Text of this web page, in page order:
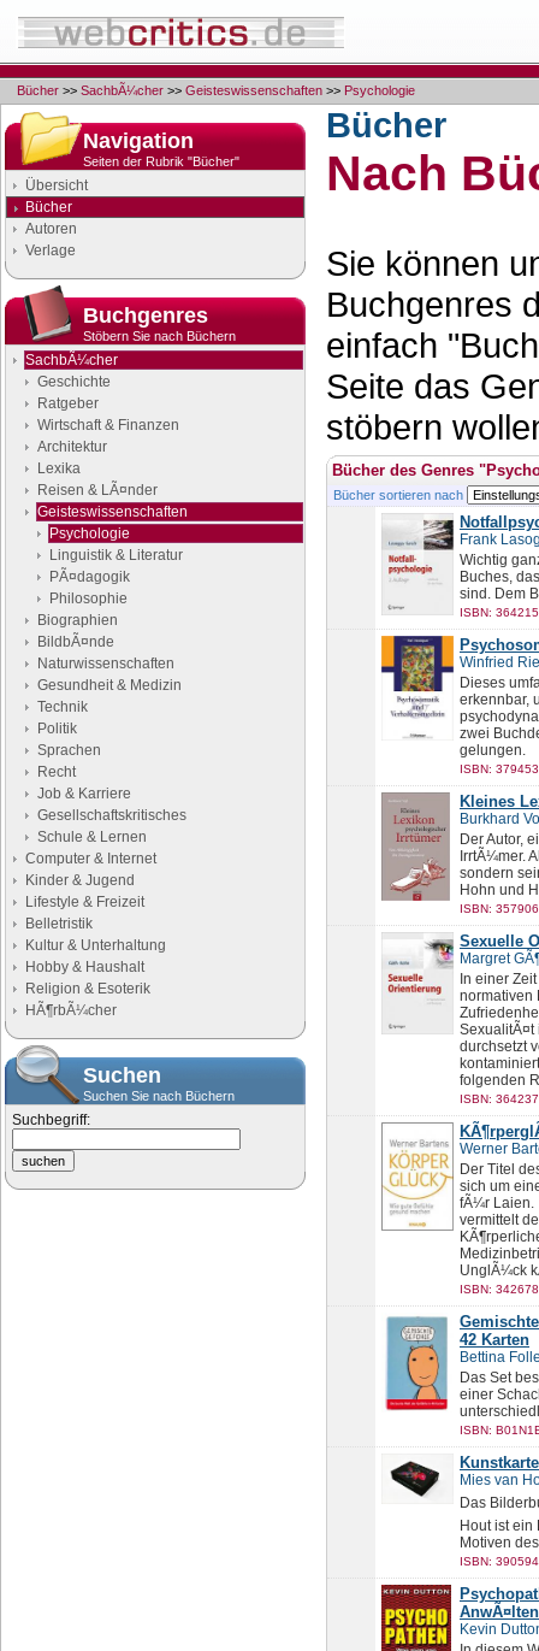
Bücher >> SachbÃ¼cher >> Geisteswissenschaften >> Psychologie
Navigation
Seiten der Rubrik "Bücher"
Übersicht
Bücher
Autoren
Verlage
Buchgenres
Stöbern Sie nach Büchern
SachbÃ¼cher
Geschichte
Ratgeber
Wirtschaft & Finanzen
Architektur
Lexika
Reisen & LÃ¤nder
Geisteswissenschaften
Psychologie
Linguistik & Literatur
PÃ¤dagogik
Philosophie
Biographien
BildbÃ¤nde
Naturwissenschaften
Gesundheit & Medizin
Technik
Politik
Sprachen
Recht
Job & Karriere
Gesellschaftskritisches
Schule & Lernen
Computer & Internet
Kinder & Jugend
Lifestyle & Freizeit
Belletristik
Kultur & Unterhaltung
Hobby & Haushalt
Religion & Esoterik
HÃ¶rbÃ¼cher
Suchen
Suchen Sie nach Büchern
Suchbegriff:
Bücher
Nach
Sie können
Buchgenres
einfach
Seite das
stöbern
Bücher des Genres
Bücher sortieren nach
Frank
Wichtig
Buches,
sind. Dem
ISBN:
Winfried
Dieses
erkennbar,
zwei
gelungen.
ISBN:
Kleines
Burkhard
Der Autor,
IrrtÃ¼mer.
sondern
Hohn und
ISBN:
Sexuelle
Margret
In einer
normativen
SexualitÃ¤t
durchsetzt
folgenden
ISBN:
Werner
Der Titel
sich um
fÃ¼r Laien.
vermittelt
UnglÃ¼ck
ISBN:
42 Karten
Bettina
Das Set
einer
ISBN:
Mies van
Das
Hout ist ein
Motiven
ISBN:
Kevin